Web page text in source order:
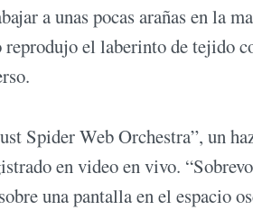
a unas pocas arañas en la
reprodujo el laberinto de tejido
Spider Web Orchestra”, un
en video en vivo.
una pantalla en el espacio